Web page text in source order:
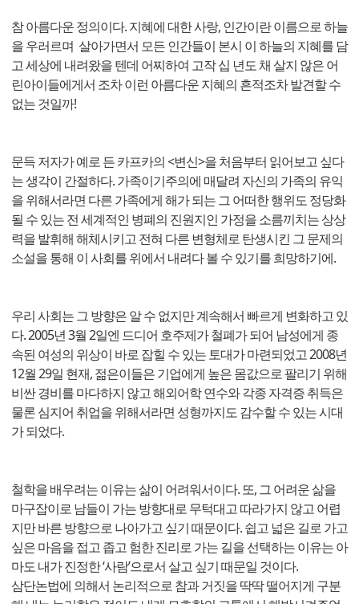
참 아름다운 정의이다. 지혜에 대한 사랑, 인간이란 이름으로 하늘
을 우러르며 살아가면서 모든 인간들이 본시 이 하늘의 지혜를 담
고 세상에 내려왔을 텐데 어찌하여 고작 십 년도 채 살지 않은 어
린아이들에게서 조차 이런 아름다운 지혜의 흔적조차 발견할 수
없는 것일까!
문득 저자가 예로 든 카프카의 <변신>을 처음부터 읽어보고 싶다
는 생각이 간절하다. 가족이기주의에 매달려 자신의 가족의 유익
을 위해서라면 다른 가족에게 해가 되는 그 어떠한 행위도 정당화
될 수 있는 전 세계적인 병폐의 진원지인 가정을 소름끼치는 상상
력을 발휘해 해체시키고 전혀 다른 변형체로 탄생시킨 그 문제의
소설을 통해 이 사회를 위에서 내려다 볼 수 있기를 희망하기에.
우리 사회는 그 방향은 알 수 없지만 계속해서 빠르게 변화하고 있
다. 2005년 3월 2일엔 드디어 호주제가 철폐가 되어 남성에게 종
속된 여성의 위상이 바로 잡힐 수 있는 토대가 마련되었고 2008년
12월 29일 현재, 젊은이들은 기업에게 높은 몸값으로 팔리기 위해
비싼 경비를 마다하지 않고 해외어학 연수와 각종 자격증 취득은
물론 심지어 취업을 위해서라면 성형까지도 감수할 수 있는 시대
가 되었다.
철학을 배우려는 이유는 삶이 어려워서이다. 또, 그 어려운 삶을
마구잡이로 남들이 가는 방향대로 무턱대고 따라가지 않고 어렵
지만 바른 방향으로 나아가고 싶기 때문이다. 쉽고 넓은 길로 가고
싶은 마음을 접고 좁고 험한 진리로 가는 길을 선택하는 이유는 아
마도 내가 진정한 ‘사람’으로서 살고 싶기 때문일 것이다.
삼단논법에 의해서 논리적으로 참과 거짓을 딱딱 떨어지게 구분